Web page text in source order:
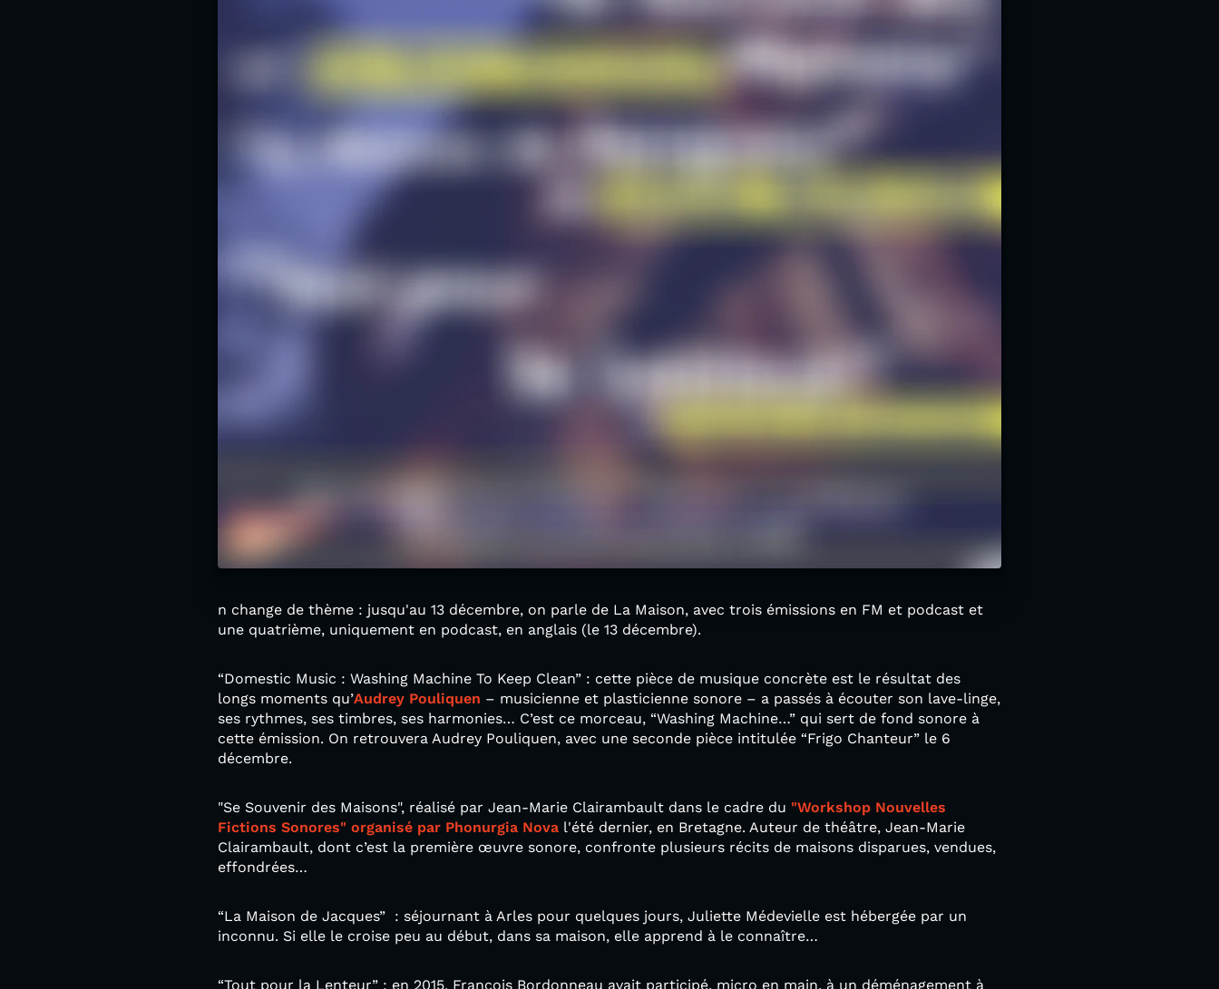
n change de thème : jusqu'au 13 décembre, on parle de La Maison, avec trois émissions en FM et podcast et
une quatrième, uniquement en podcast, en anglais (le 13 décembre).
“Domestic Music : Washing Machine To Keep Clean” : cette pièce de musique concrète est le résultat des
longs moments qu’Audrey Pouliquen – musicienne et plasticienne sonore – a passés à écouter son lave-linge,
ses rythmes, ses timbres, ses harmonies… C’est ce morceau, “Washing Machine…” qui sert de fond sonore à
cette émission. On retrouvera Audrey Pouliquen, avec une seconde pièce intitulée “Frigo Chanteur” le 6
décembre.
"Se Souvenir des Maisons", réalisé par Jean-Marie Clairambault dans le cadre du "Workshop Nouvelles
Fictions Sonores" organisé par Phonurgia Nova l'été dernier, en Bretagne. Auteur de théâtre, Jean-Marie
Clairambault, dont c’est la première œuvre sonore, confronte plusieurs récits de maisons disparues, vendues,
effondrées…
“La Maison de Jacques” : séjournant à Arles pour quelques jours, Juliette Médevielle est hébergée par un
inconnu. Si elle le croise peu au début, dans sa maison, elle apprend à le connaître…
“Tout pour la Lenteur” : en 2015, François Bordonneau avait participé, micro en main, à un déménagement à